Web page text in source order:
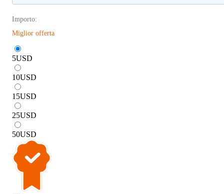
Importo:
Miglior offerta
5USD
10USD
15USD
25USD
50USD